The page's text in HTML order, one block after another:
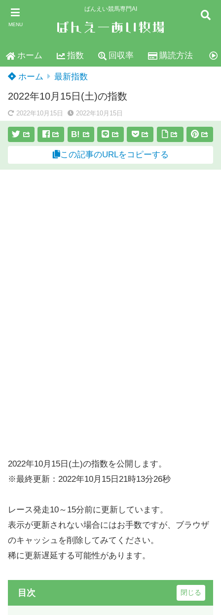
MENU
ばんえい競馬専門AI
ホーム 指数 回収率 購読方法
ホーム 最新指数
2022年10月15日(土)の指数
2022年10月15日 2022年10月15日
B!
この記事のURLをコピーする
2022年10月15日(土)の指数を公開します。
※最終更新：2022年10月15日21時13分26秒
レース発走10～15分前に更新しています。
表示が更新されない場合にはお手数ですが、ブラウザ
のキャッシュを削除してみてください。
稀に更新遅延する可能性があります。
目次